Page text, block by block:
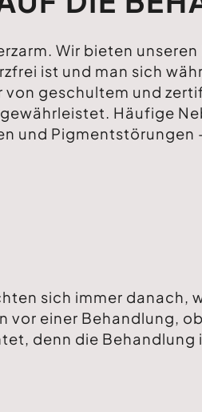
Wir bieten
ist und man sich
geschultem und
Häufige
und
sich immer
vor einer Behandlung,
denn die Behandlung